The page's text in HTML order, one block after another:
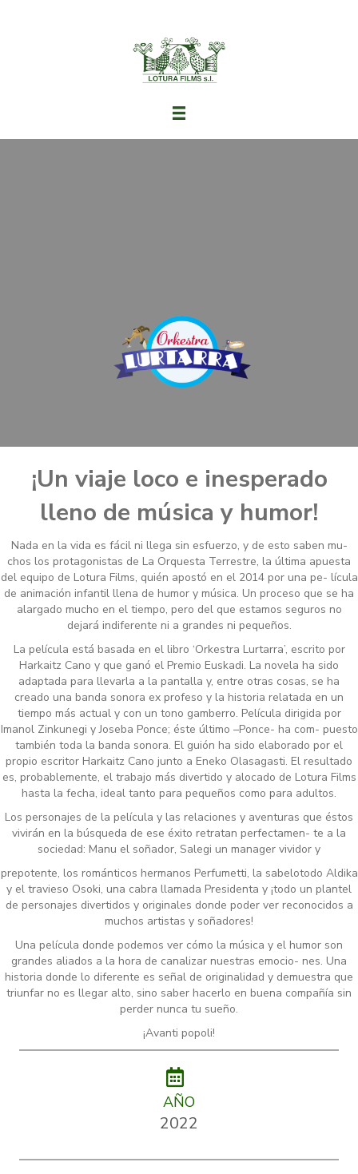
¡Un viaje loco e inesperado
lleno de música y humor!
Nada en la vida es fácil ni llega sin esfuerzo, y de esto saben mu-
chos los protagonistas de La Orquesta Terrestre, la última apuesta
del equipo de Lotura Films, quién apostó en el 2014 por una pe- lícula
de animación infantil llena de humor y música. Un proceso que se ha
alargado mucho en el tiempo, pero del que estamos seguros no
dejará indiferente ni a grandes ni pequeños.
La película está basada en el libro ‘Orkestra Lurtarra’, escrito por
Harkaitz Cano y que ganó el Premio Euskadi. La novela ha sido
adaptada para llevarla a la pantalla y, entre otras cosas, se ha
creado una banda sonora ex profeso y la historia relatada en un
tiempo más actual y con un tono gamberro. Película dirigida por
Imanol Zinkunegi y Joseba Ponce; éste último –Ponce- ha com- puesto
también toda la banda sonora. El guión ha sido elaborado por el
propio escritor Harkaitz Cano junto a Eneko Olasagasti. El resultado
es, probablemente, el trabajo más divertido y alocado de Lotura Films
hasta la fecha, ideal tanto para pequeños como para adultos.
Los personajes de la película y las relaciones y aventuras que éstos
vivirán en la búsqueda de ese éxito retratan perfectamen- te a la
sociedad: Manu el soñador, Salegi un manager vividor y
prepotente, los románticos hermanos Perfumetti, la sabelotodo Aldika
y el travieso Osoki, una cabra llamada Presidenta y ¡todo un plantel
de personajes divertidos y originales donde poder ver reconocidos a
muchos artistas y soñadores!
Una película donde podemos ver cómo la música y el humor son
grandes aliados a la hora de canalizar nuestras emocio- nes. Una
historia donde lo diferente es señal de originalidad y demuestra que
triunfar no es llegar alto, sino saber hacerlo en buena compañía sin
perder nunca tu sueño.
¡Avanti popoli!
AÑO
2022